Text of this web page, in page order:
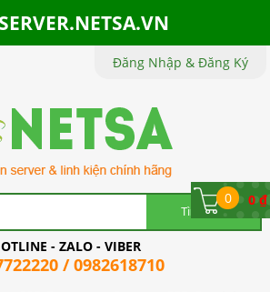
SERVER.NETSA.VN
Đăng Nhập & Đăng Ký
- ZALO - VIBER
/ 0982618710
0 0 ₫